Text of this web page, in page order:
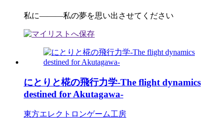
私に―――私の夢を思い出させてください
にとりと椛の飛行力学-The flight dynamics
destined for Akutagawa-
東方エレクトロンゲーム工房